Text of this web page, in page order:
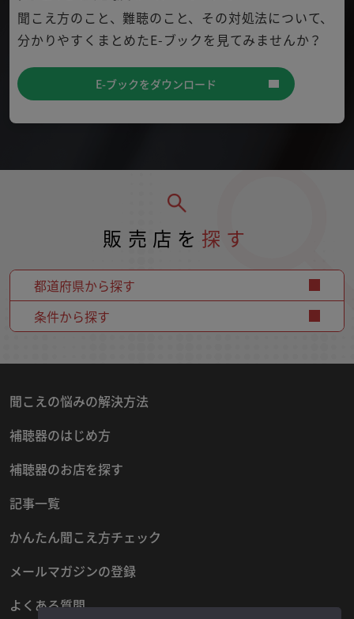
聞こえ方のこと、難聴のこと、その対処法について、
分かりやすくまとめたE-ブックを見てみませんか？
E-ブックをダウンロード
販売店を 探す
都道府県から探す
条件から探す
聞こえの悩みの解決方法
補聴器のはじめ方
補聴器のお店を探す
記事一覧
かんたん聞こえ方チェック
メールマガジンの登録
よくある質問